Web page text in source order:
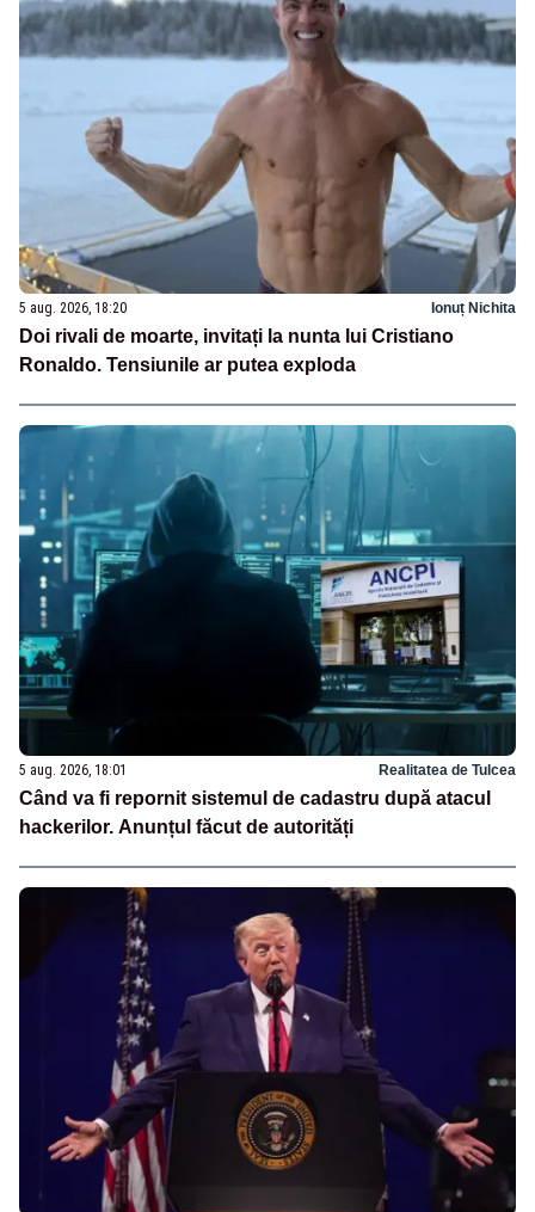
5 aug. 2026, 18:20 Ionuț Nichita
Doi rivali de moarte, invitați la nunta lui Cristiano
Ronaldo. Tensiunile ar putea exploda
5 aug. 2026, 18:01 Realitatea de Tulcea
Când va fi repornit sistemul de cadastru după atacul
hackerilor. Anunțul făcut de autorități